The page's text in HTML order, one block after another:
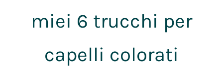
miei 6 trucchi per
capelli colorati